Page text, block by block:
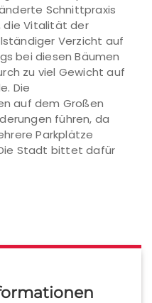
Schnittpraxis
die Vitalität der
Verzicht auf
bei diesen Bäumen
zu viel Gewicht auf
Die
auf dem Großen
führen, da
Parkplätze
Stadt bittet dafür